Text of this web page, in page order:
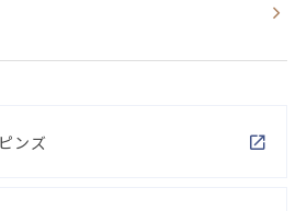
ンズ